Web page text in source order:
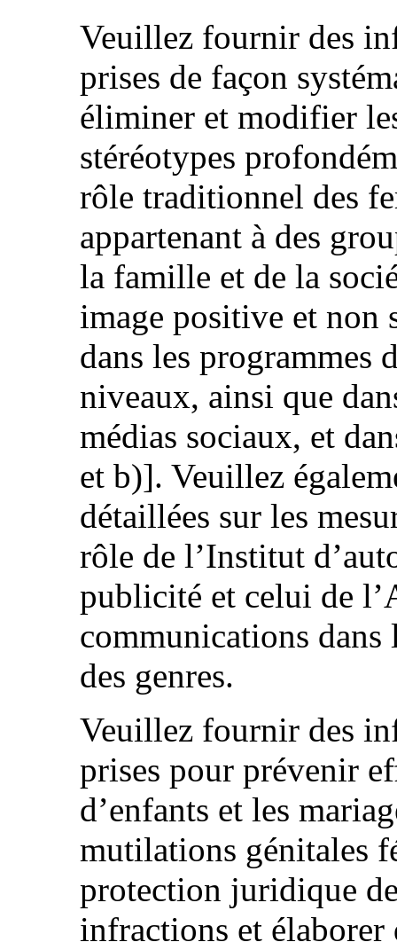
Veuillez fournir des
prises de façon
éliminer et modifier
stéréotypes
rôle traditionnel des
appartenant à des
la famille et de la
image positive et non
dans les programmes
niveaux, ainsi que
médias sociaux, et
et b)]. Veuillez
détaillées sur les
rôle de l’Institut
publicité et celui de
communications
des genres.
Veuillez fournir des
prises pour prévenir
d’enfants et les
mutilations génitales
protection juridique
infractions et élaborer